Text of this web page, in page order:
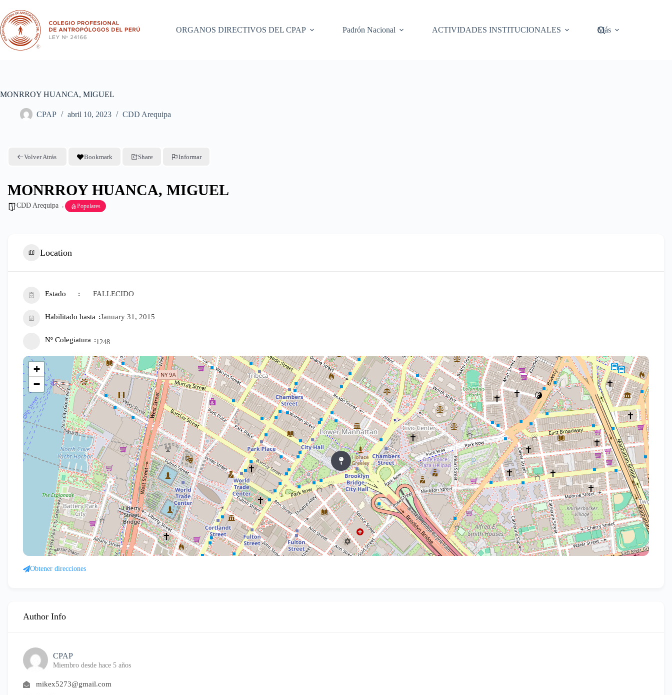
contenido
ORGANOS DIRECTIVOS DEL CPAP
Padrón Nacional ACTIVIDADES INSTITUCIONALES Más
MONRROY HUANCA, MIGUEL
CPAP abril 10, 2023 CDD Arequipa
Volver Atrás Bookmark Share Informar
MONRROY HUANCA, MIGUEL
CDD Arequipa Populares
Location
Estado FALLECIDO
Habilitado hasta January 31, 2015
Nº Colegiatura 1248
+
−
Obtener direcciones
Author Info
CPAP
Miembro desde hace 5 años
mikex5273@gmail.com